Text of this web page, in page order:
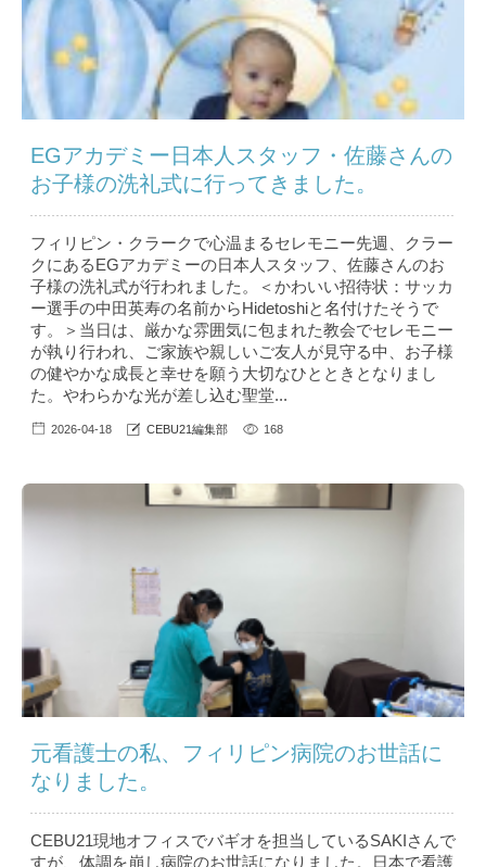
EGアカデミー日本人スタッフ・佐藤さんの
お子様の洗礼式に行ってきました。
フィリピン・クラークで心温まるセレモニー先週、クラー
クにあるEGアカデミーの日本人スタッフ、佐藤さんのお
子様の洗礼式が行われました。＜かわいい招待状：サッカ
ー選手の中田英寿の名前からHidetoshiと名付けたそうで
す。＞当日は、厳かな雰囲気に包まれた教会でセレモニー
が執り行われ、ご家族や親しいご友人が見守る中、お子様
の健やかな成長と幸せを願う大切なひとときとなりまし
た。やわらかな光が差し込む聖堂...
2026-04-18 CEBU21編集部 168
元看護士の私、フィリピン病院のお世話に
なりました。
CEBU21現地オフィスでバギオを担当しているSAKIさんで
すが、体調を崩し病院のお世話になりました。日本で看護